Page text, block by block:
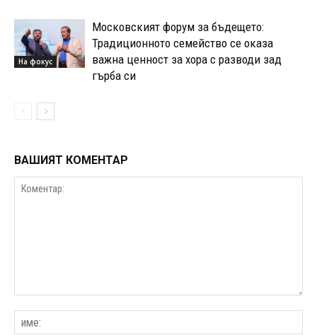
На фокус
Московският форум за бъдещето:
Традиционното семейство се оказа
важна ценност за хора с разводи зад
гърба си
ВАШИЯТ КОМЕНТАР